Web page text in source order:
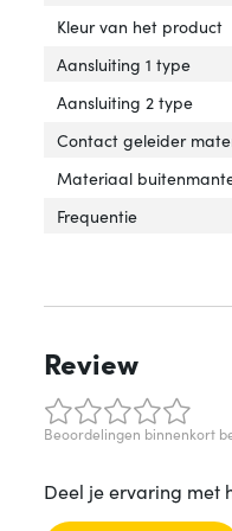
Kleur van het product
Aansluiting 1 type
Aansluiting 2 type
Contact geleider
Materiaal
Frequentie
Review
Beoordelingen binnenkort
Deel je ervaring met